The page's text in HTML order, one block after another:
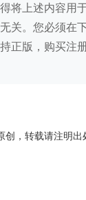
将上述内容用
关。您必须在
正版，购买注
创，转载请注明出